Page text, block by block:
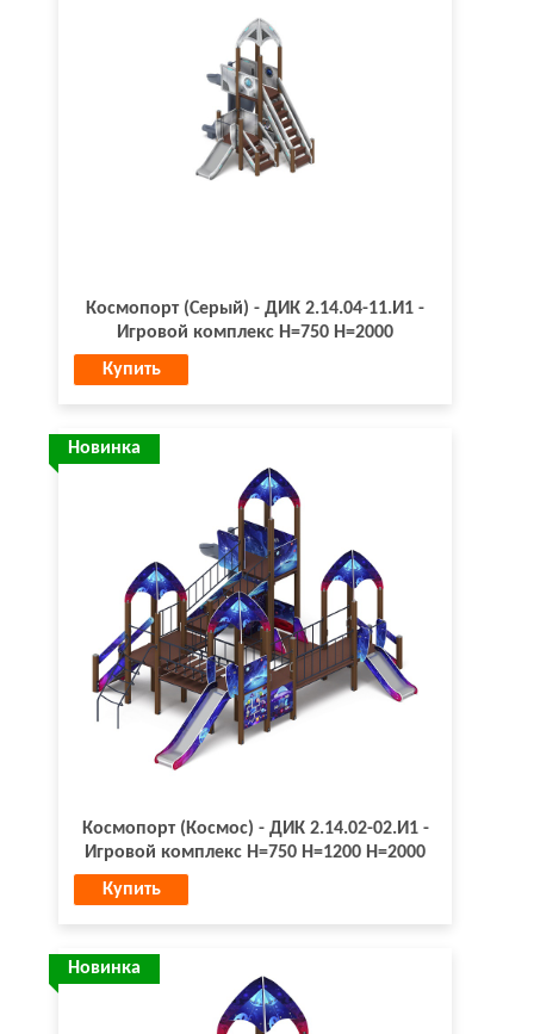
Космопорт (Серый) - ДИК 2.14.04-11.И1 -
Игровой комплекс H=750 H=2000
Купить
Новинка
Космопорт (Космос) - ДИК 2.14.02-02.И1 -
Игровой комплекс H=750 H=1200 H=2000
Купить
Новинка